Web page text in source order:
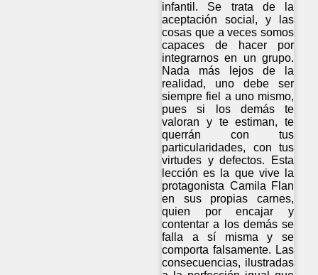
infantil. Se trata de la
aceptación social, y las
cosas que a veces somos
capaces de hacer por
integrarnos en un grupo.
Nada más lejos de la
realidad, uno debe ser
siempre fiel a uno mismo,
pues si los demás te
valoran y te estiman, te
querrán con tus
particularidades, con tus
virtudes y defectos. Esta
lección es la que vive la
protagonista Camila Flan
en sus propias carnes,
quien por encajar y
contentar a los demás se
falla a sí misma y se
comporta falsamente. Las
consecuencias, ilustradas